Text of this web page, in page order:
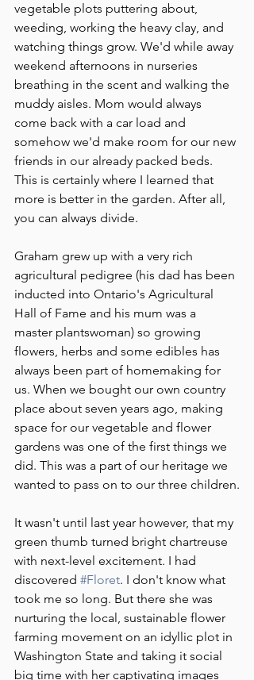
vegetable plots puttering about,
weeding, working the heavy clay, and
watching things grow. We'd while away
weekend afternoons in nurseries
breathing in the scent and walking the
muddy aisles. Mom would always
come back with a car loa​d and
somehow we'd make room for our new
friends in our already packed beds.
This is certainly where I learned that
more is better in the garden. After all,
you can always divide.
Graham grew up with a very rich
agricultural pedigree (his dad has been
inducted into Ontario's Agricultural
Hall of Fame and his mum was a
master plantswoman) so growing
flowers, herbs and some edibles has
always been part of homemaking for
us. When we bought our own country
place about seven years ago, making
space for our vegetable and flower
gardens was one of the first things we
did. This was a part of our heritage we
wanted to pass on to our three children.
It wasn't until last year however, that my
green thumb turned bright chartreuse
with next-level excitement. I had
discovered #Floret. I don't know what
took me so long. But there she was
nurturing the local, sustainable flower
farming movement on an idyllic plot in
Washington State and taking it social
big time with her captivating images